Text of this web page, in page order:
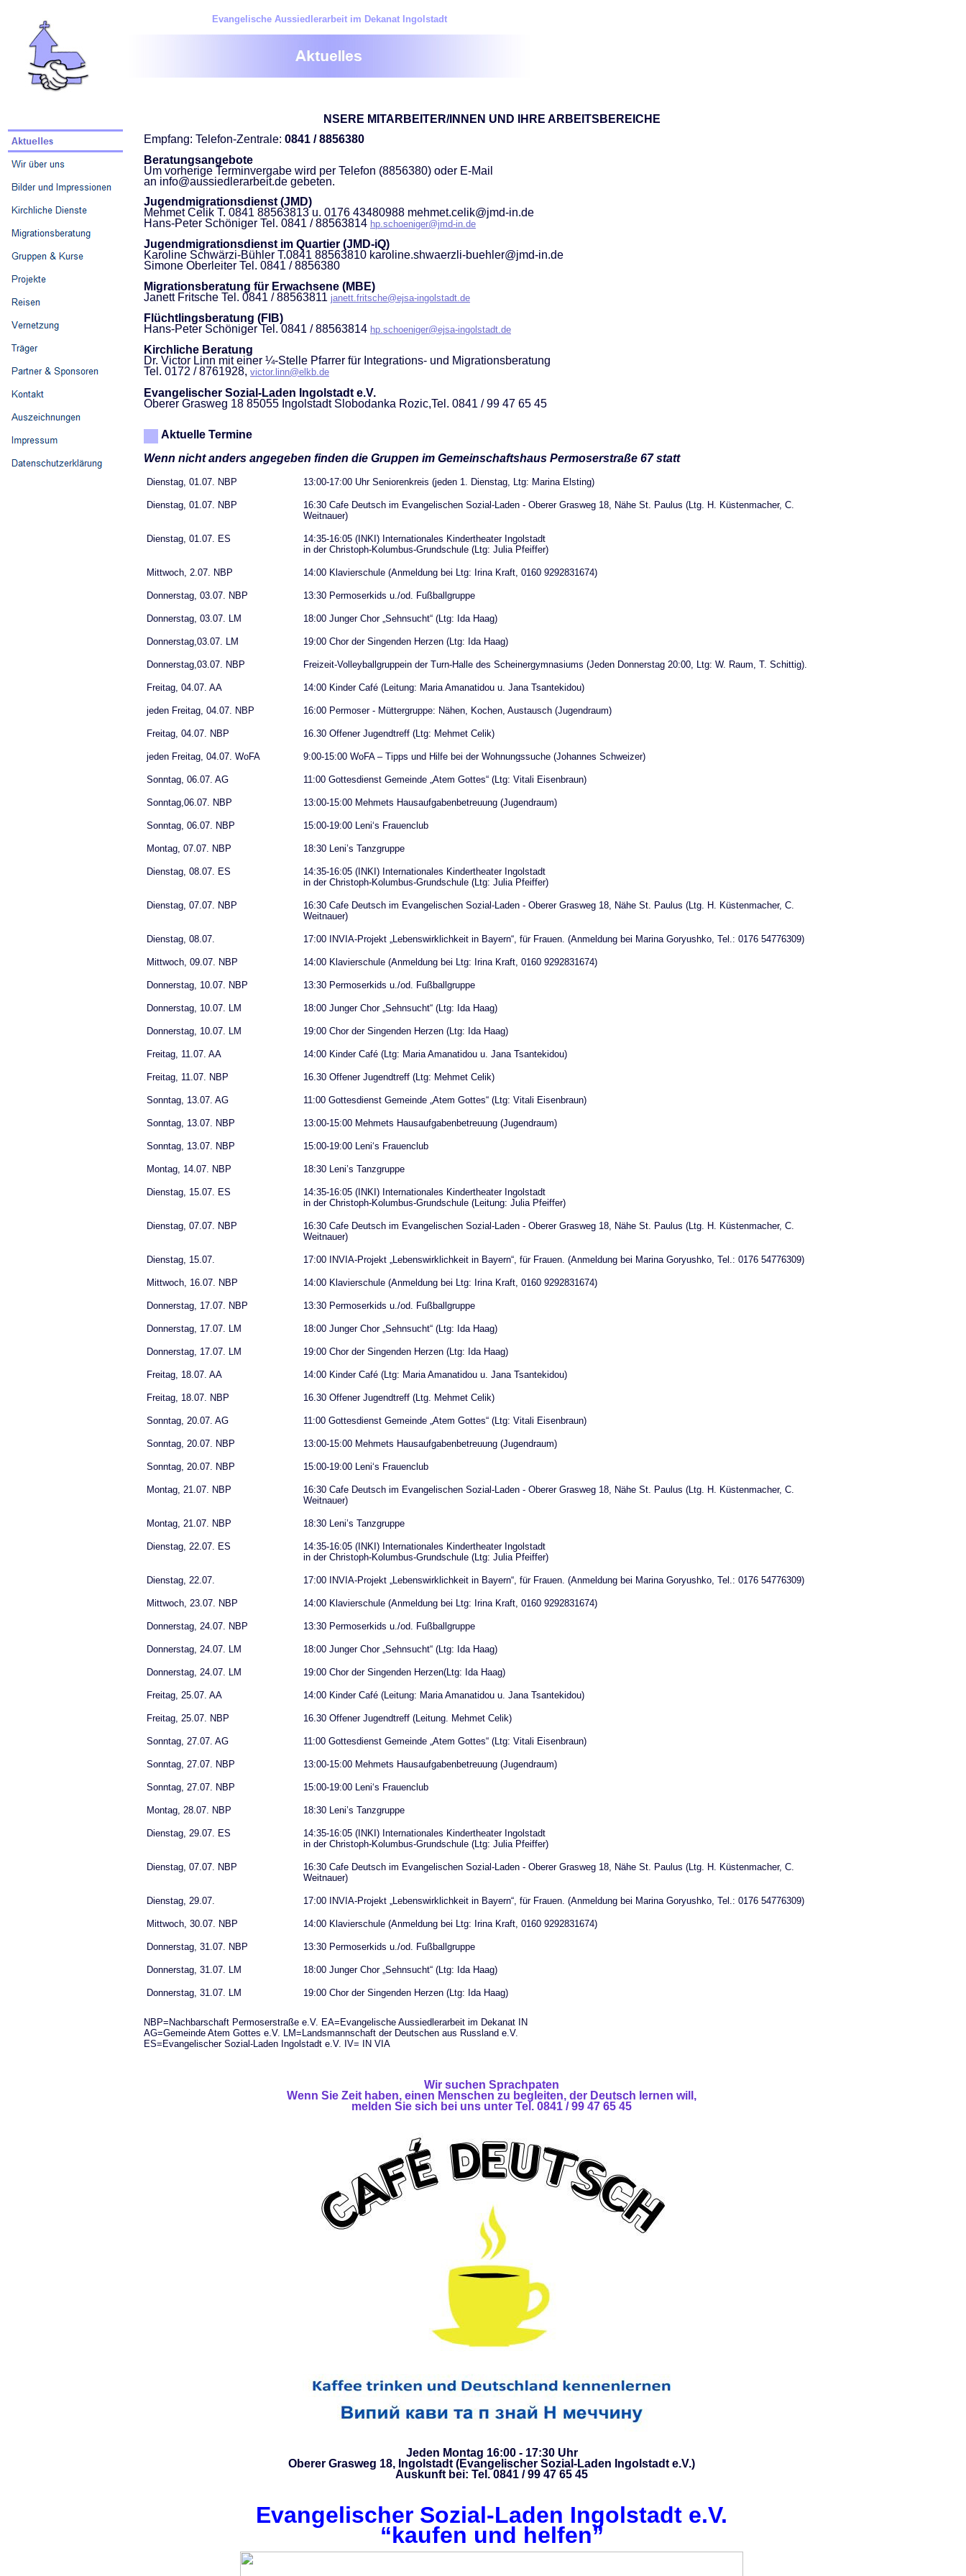
Evangelische Aussiedlerarbeit im Dekanat Ingolstadt
NSERE MITARBEITER/INNEN UND IHRE ARBEITSBEREICHE
Empfang: Telefon-Zentrale: 0841 / 8856380
Beratungsangebote
Um vorherige Terminvergabe wird per Telefon (8856380) oder E-Mail
an info@aussiedlerarbeit.de gebeten.
Jugendmigrationsdienst (JMD)
Mehmet Celik T. 0841 88563813 u. 0176 43480988 mehmet.celik@jmd-in.de
Hans-Peter Schöniger Tel. 0841 / 88563814 hp.schoeniger@jmd-in.de
Jugendmigrationsdienst im Quartier (JMD-iQ)
Karoline Schwärzi-Bühler T.0841 88563810 karoline.shwaerzli-buehler@jmd-in.de
Simone Oberleiter Tel. 0841 / 8856380
Migrationsberatung für Erwachsene (MBE)
Janett Fritsche Tel. 0841 / 88563811 janett.fritsche@ejsa-ingolstadt.de
Flüchtlingsberatung (FIB)
Hans-Peter Schöniger Tel. 0841 / 88563814 hp.schoeniger@ejsa-ingolstadt.de
Kirchliche Beratung
Dr. Victor Linn mit einer ¼-Stelle Pfarrer für Integrations- und Migrationsberatung
Tel. 0172 / 8761928, victor.linn@elkb.de
Evangelischer Sozial-Laden Ingolstadt e.V.
Oberer Grasweg 18 85055 Ingolstadt Slobodanka Rozic,Tel. 0841 / 99 47 65 45
Aktuelle Termine
Wenn nicht anders angegeben finden die Gruppen im Gemeinschaftshaus Permoserstraße 67 statt
Dienstag, 01.07. NBP 13:00-17:00 Uhr Seniorenkreis (jeden 1. Dienstag, Ltg: Marina Elsting)
Dienstag, 01.07. NBP
16:30 Cafe Deutsch im Evangelischen Sozial-Laden - Oberer Grasweg 18, Nähe St. Paulus (Ltg. H. Küstenmacher, C.
Weitnauer)
Dienstag, 01.07. ES
14:35-16:05 (INKI) Internationales Kindertheater Ingolstadt
in der Christoph-Kolumbus-Grundschule (Ltg: Julia Pfeiffer)
Mittwoch, 2.07. NBP 14:00 Klavierschule (Anmeldung bei Ltg: Irina Kraft, 0160 9292831674)
Donnerstag, 03.07. NBP 13:30 Permoserkids u./od. Fußballgruppe
Donnerstag, 03.07. LM 18:00 Junger Chor „Sehnsucht“ (Ltg: Ida Haag)
Donnerstag,03.07. LM 19:00 Chor der Singenden Herzen (Ltg: Ida Haag)
Donnerstag,03.07. NBP Freizeit-Volleyballgruppein der Turn-Halle des Scheinergymnasiums (Jeden Donnerstag 20:00, Ltg: W. Raum, T. Schittig).
Freitag, 04.07. AA 14:00 Kinder Café (Leitung: Maria Amanatidou u. Jana Tsantekidou)
jeden Freitag, 04.07. NBP 16:00 Permoser - Müttergruppe: Nähen, Kochen, Austausch (Jugendraum)
Freitag, 04.07. NBP 16.30 Offener Jugendtreff (Ltg: Mehmet Celik)
jeden Freitag, 04.07. WoFA 9:00-15:00 WoFA – Tipps und Hilfe bei der Wohnungssuche (Johannes Schweizer)
Sonntag, 06.07. AG 11:00 Gottesdienst Gemeinde „Atem Gottes“ (Ltg: Vitali Eisenbraun)
Sonntag,06.07. NBP 13:00-15:00 Mehmets Hausaufgabenbetreuung (Jugendraum)
Sonntag, 06.07. NBP 15:00-19:00 Leni‘s Frauenclub
Montag, 07.07. NBP 18:30 Leni’s Tanzgruppe
Dienstag, 08.07. ES
14:35-16:05 (INKI) Internationales Kindertheater Ingolstadt
in der Christoph-Kolumbus-Grundschule (Ltg: Julia Pfeiffer)
Dienstag, 07.07. NBP
16:30 Cafe Deutsch im Evangelischen Sozial-Laden - Oberer Grasweg 18, Nähe St. Paulus (Ltg. H. Küstenmacher, C.
Weitnauer)
Dienstag, 08.07. 17:00 INVIA-Projekt „Lebenswirklichkeit in Bayern“, für Frauen. (Anmeldung bei Marina Goryushko, Tel.: 0176 54776309)
Mittwoch, 09.07. NBP 14:00 Klavierschule (Anmeldung bei Ltg: Irina Kraft, 0160 9292831674)
Donnerstag, 10.07. NBP 13:30 Permoserkids u./od. Fußballgruppe
Donnerstag, 10.07. LM 18:00 Junger Chor „Sehnsucht“ (Ltg: Ida Haag)
Donnerstag, 10.07. LM 19:00 Chor der Singenden Herzen (Ltg: Ida Haag)
Freitag, 11.07. AA 14:00 Kinder Café (Ltg: Maria Amanatidou u. Jana Tsantekidou)
Freitag, 11.07. NBP 16.30 Offener Jugendtreff (Ltg: Mehmet Celik)
Sonntag, 13.07. AG 11:00 Gottesdienst Gemeinde „Atem Gottes“ (Ltg: Vitali Eisenbraun)
Sonntag, 13.07. NBP 13:00-15:00 Mehmets Hausaufgabenbetreuung (Jugendraum)
Sonntag, 13.07. NBP 15:00-19:00 Leni‘s Frauenclub
Montag, 14.07. NBP 18:30 Leni’s Tanzgruppe
Dienstag, 15.07. ES
14:35-16:05 (INKI) Internationales Kindertheater Ingolstadt
in der Christoph-Kolumbus-Grundschule (Leitung: Julia Pfeiffer)
Dienstag, 07.07. NBP
16:30 Cafe Deutsch im Evangelischen Sozial-Laden - Oberer Grasweg 18, Nähe St. Paulus (Ltg. H. Küstenmacher, C.
Weitnauer)
Dienstag, 15.07. 17:00 INVIA-Projekt „Lebenswirklichkeit in Bayern“, für Frauen. (Anmeldung bei Marina Goryushko, Tel.: 0176 54776309)
Mittwoch, 16.07. NBP 14:00 Klavierschule (Anmeldung bei Ltg: Irina Kraft, 0160 9292831674)
Donnerstag, 17.07. NBP 13:30 Permoserkids u./od. Fußballgruppe
Donnerstag, 17.07. LM 18:00 Junger Chor „Sehnsucht“ (Ltg: Ida Haag)
Donnerstag, 17.07. LM 19:00 Chor der Singenden Herzen (Ltg: Ida Haag)
Freitag, 18.07. AA 14:00 Kinder Café (Ltg: Maria Amanatidou u. Jana Tsantekidou)
Freitag, 18.07. NBP 16.30 Offener Jugendtreff (Ltg. Mehmet Celik)
Sonntag, 20.07. AG 11:00 Gottesdienst Gemeinde „Atem Gottes“ (Ltg: Vitali Eisenbraun)
Sonntag, 20.07. NBP 13:00-15:00 Mehmets Hausaufgabenbetreuung (Jugendraum)
Sonntag, 20.07. NBP 15:00-19:00 Leni‘s Frauenclub
Montag, 21.07. NBP
16:30 Cafe Deutsch im Evangelischen Sozial-Laden - Oberer Grasweg 18, Nähe St. Paulus (Ltg. H. Küstenmacher, C.
Weitnauer)
Montag, 21.07. NBP 18:30 Leni’s Tanzgruppe
Dienstag, 22.07. ES
14:35-16:05 (INKI) Internationales Kindertheater Ingolstadt
in der Christoph-Kolumbus-Grundschule (Ltg: Julia Pfeiffer)
Dienstag, 22.07. 17:00 INVIA-Projekt „Lebenswirklichkeit in Bayern“, für Frauen. (Anmeldung bei Marina Goryushko, Tel.: 0176 54776309)
Mittwoch, 23.07. NBP 14:00 Klavierschule (Anmeldung bei Ltg: Irina Kraft, 0160 9292831674)
Donnerstag, 24.07. NBP 13:30 Permoserkids u./od. Fußballgruppe
Donnerstag, 24.07. LM 18:00 Junger Chor „Sehnsucht“ (Ltg: Ida Haag)
Donnerstag, 24.07. LM 19:00 Chor der Singenden Herzen(Ltg: Ida Haag)
Freitag, 25.07. AA 14:00 Kinder Café (Leitung: Maria Amanatidou u. Jana Tsantekidou)
Freitag, 25.07. NBP 16.30 Offener Jugendtreff (Leitung. Mehmet Celik)
Sonntag, 27.07. AG 11:00 Gottesdienst Gemeinde „Atem Gottes“ (Ltg: Vitali Eisenbraun)
Sonntag, 27.07. NBP 13:00-15:00 Mehmets Hausaufgabenbetreuung (Jugendraum)
Sonntag, 27.07. NBP 15:00-19:00 Leni‘s Frauenclub
Montag, 28.07. NBP 18:30 Leni’s Tanzgruppe
Dienstag, 29.07. ES
14:35-16:05 (INKI) Internationales Kindertheater Ingolstadt
in der Christoph-Kolumbus-Grundschule (Ltg: Julia Pfeiffer)
Dienstag, 07.07. NBP
16:30 Cafe Deutsch im Evangelischen Sozial-Laden - Oberer Grasweg 18, Nähe St. Paulus (Ltg. H. Küstenmacher, C.
Weitnauer)
Dienstag, 29.07. 17:00 INVIA-Projekt „Lebenswirklichkeit in Bayern“, für Frauen. (Anmeldung bei Marina Goryushko, Tel.: 0176 54776309)
Mittwoch, 30.07. NBP 14:00 Klavierschule (Anmeldung bei Ltg: Irina Kraft, 0160 9292831674)
Donnerstag, 31.07. NBP 13:30 Permoserkids u./od. Fußballgruppe
Donnerstag, 31.07. LM 18:00 Junger Chor „Sehnsucht“ (Ltg: Ida Haag)
Donnerstag, 31.07. LM 19:00 Chor der Singenden Herzen (Ltg: Ida Haag)
NBP=Nachbarschaft Permoserstraße e.V. EA=Evangelische Aussiedlerarbeit im Dekanat IN
AG=Gemeinde Atem Gottes e.V. LM=Landsmannschaft der Deutschen aus Russland e.V.
ES=Evangelischer Sozial-Laden Ingolstadt e.V. IV= IN VIA
Wir suchen Sprachpaten
Wenn Sie Zeit haben, einen Menschen zu begleiten, der Deutsch lernen will,
melden Sie sich bei uns unter Tel. 0841 / 99 47 65 45
Jeden Montag 16:00 - 17:30 Uhr
Oberer Grasweg 18, Ingolstadt (Evangelischer Sozial-Laden Ingolstadt e.V.)
Auskunft bei: Tel. 0841 / 99 47 65 45
Evangelischer Sozial-Laden Ingolstadt e.V.
“kaufen und helfen”